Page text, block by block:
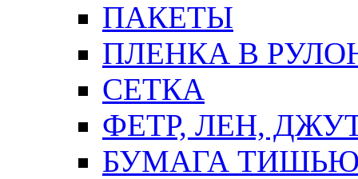
ПАКЕТЫ
ПЛЕНКА В
СЕТКА
ФЕТР, ЛЕН,
БУМАГА